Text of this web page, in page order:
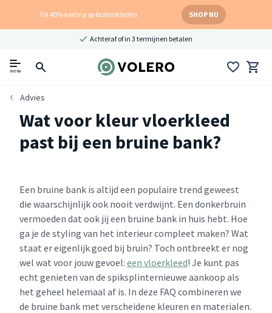
Tot 40% korting op buitenkleden SHOP NU
Achteraf of in 3 termijnen betalen
menu
Advies
Wat voor kleur vloerkleed
past bij een bruine bank?
Een bruine bank is altijd een populaire trend geweest
die waarschijnlijk ook nooit verdwijnt. Een donkerbruin
vermoeden dat ook jij een bruine bank in huis hebt. Hoe
ga je de styling van het interieur compleet maken? Wat
staat er eigenlijk goed bij bruin? Toch ontbreekt er nog
wel wat voor jouw gevoel: een vloerkleed! Je kunt pas
echt genieten van de spiksplinternieuwe aankoop als
het geheel helemaal af is. In deze FAQ combineren we
de bruine bank met verscheidene kleuren en materialen.